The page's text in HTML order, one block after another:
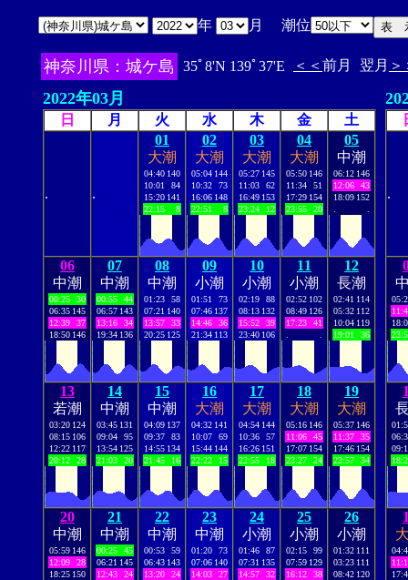
年 月 潮位
神奈川県：城ケ島 35ﾟ8'N 139ﾟ37'E ＜＜ 前月 翌月 ＞
2022年03月
日 月 火 水 木 金 土
. .
01
大潮
04:40 140
10:01
84
15:20 141
22:15
8
02
大潮
05:04 144
10:32
73
16:06 148
22:51
8
03
大潮
05:27 145
11:03
62
16:49 153
23:24
12
04
大潮
05:50 146
11:34
51
17:29 154
23:55
20
05
中潮
06:12 146
12:06
43
18:09 152
06
中潮
00:25
30
06:35 145
12:39
37
18:50 146
07
中潮
00:55
44
06:57 143
13:16
34
19:34 136
08
中潮
01:23
58
07:21 140
13:57
33
20:25 125
09
小潮
01:51
73
07:46 137
14:46
36
21:34 113
10
小潮
02:19
88
08:13 132
15:52
39
23:40 106
11
小潮
02:52 102
08:49 126
17:23
41
12
長潮
02:41 114
05:32 112
10:04 119
19:01
36
13
若潮
03:20 124
08:15 106
12:22 117
20:12
28
14
中潮
03:45 131
09:04
95
13:54 125
21:03
20
15
中潮
04:09 137
09:37
83
14:55 134
21:45
16
16
大潮
04:32 141
10:07
69
15:44 144
22:22
15
17
大潮
04:54 144
10:36
57
16:26 151
22:55
18
18
大潮
05:16 146
11:06
45
17:07 154
23:27
24
19
大潮
05:37 146
11:37
35
17:46 154
23:57
34
20
中潮
05:59 146
12:09
28
18:25 150
21
中潮
00:25
45
06:21 145
12:43
24
22
中潮
00:53
59
06:43 143
13:20
24
23
中潮
01:20
73
07:06 140
14:03
27
24
小潮
01:46
87
07:31 135
14:57
32
25
小潮
02:15
99
07:59 129
16:12
38
26
小潮
01:32 111
03:23 111
08:42 120
.